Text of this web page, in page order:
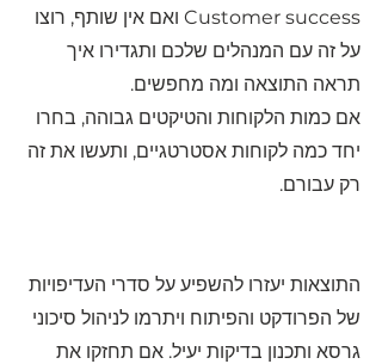
Customer success ואם אין שותף, רוצו
על זה עם המנהלים שלכם ותגדירו איך
תראה התוצאה ומה מחפשים.
אם כמות הלקוחות והטיקטים גבוהה, בחרו
יחד כמה לקוחות אסטרטגיים, ותעשו את זה
רק עבורם.
התוצאות יעזרו להשפיע על סדרי העדיפויות
של הפרודקט והפיתוח ויתרמו לניהול סיכוני
גרסא ותכנון בדיקות יעיל. אם תחזקו את